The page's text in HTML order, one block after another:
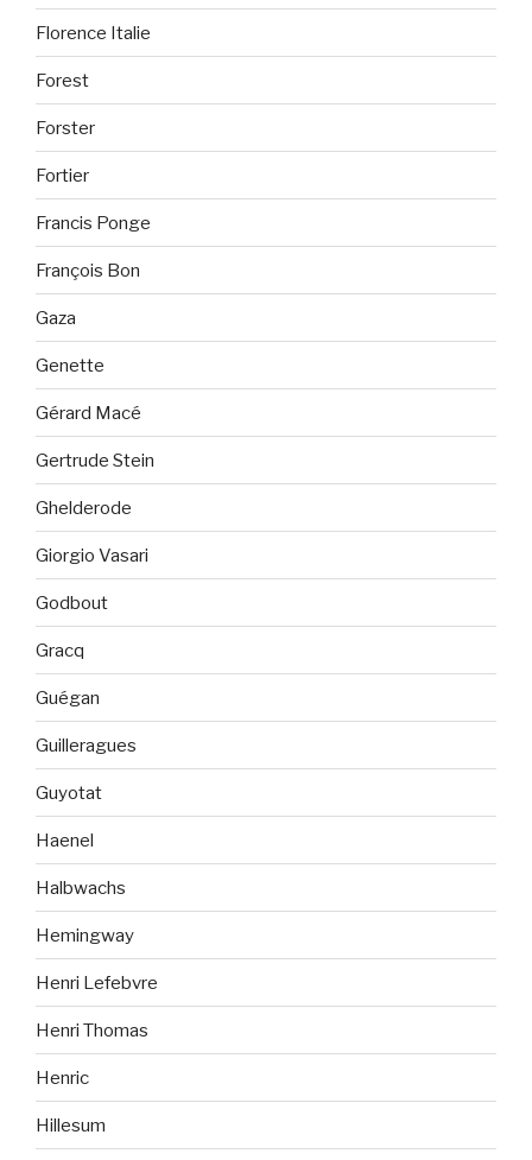
Florence Italie
Forest
Forster
Fortier
Francis Ponge
François Bon
Gaza
Genette
Gérard Macé
Gertrude Stein
Ghelderode
Giorgio Vasari
Godbout
Gracq
Guégan
Guilleragues
Guyotat
Haenel
Halbwachs
Hemingway
Henri Lefebvre
Henri Thomas
Henric
Hillesum